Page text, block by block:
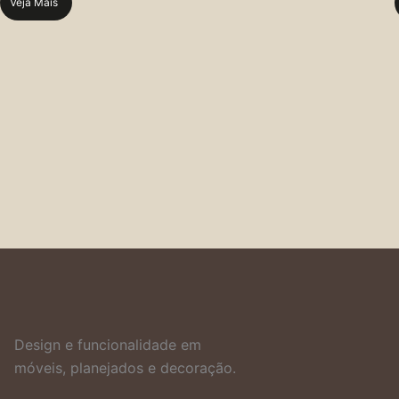
Design e funcionalidade em
móveis, planejados e decoração.